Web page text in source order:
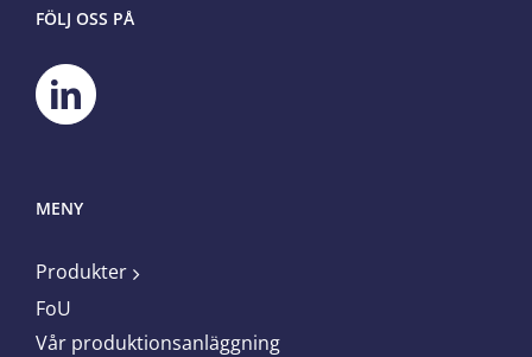
FÖLJ OSS PÅ
MENY
Produkter
FoU
Vår produktionsanläggning